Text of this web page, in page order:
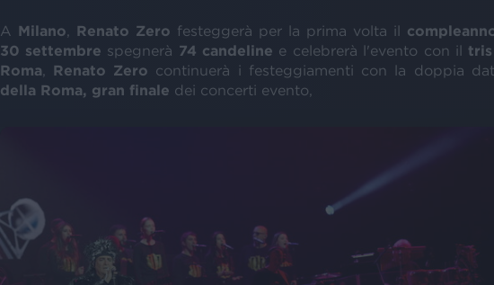
A Milano Renato Zero festeggerà per la prima volta il
30 settembre spegnerà 74 candeline e celebrerà l'evento con il
Roma
Renato Zero continuerà i festeggiamenti con la doppia
della Roma, gran finale dei concerti evento,